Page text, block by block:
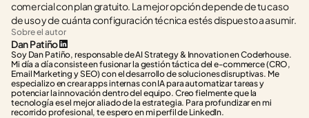
comercial con plan gratuito. La mejor opción depende de tu caso
de uso y de cuánta configuración técnica estés dispuesto a asumir.
Sobre el autor
Dan Patiño
Soy Dan Patiño, responsable de AI Strategy & Innovation en Coderhouse.
Mi día a día consiste en fusionar la gestión táctica del e-commerce (CRO,
Email Marketing y SEO) con el desarrollo de soluciones disruptivas. Me
especializo en crear apps internas con IA para automatizar tareas y
potenciar la innovación dentro del equipo. Creo fielmente que la
tecnología es el mejor aliado de la estrategia. Para profundizar en mi
recorrido profesional, te espero en mi perfil de LinkedIn.